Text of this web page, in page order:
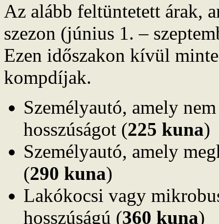
Az alább feltüntetett árak,
szezon (június 1. –
Ezen időszakon kívül
kompdíjak.
Személyautó, amely
hosszúságot (225 kuna)
Személyautó, amely
(290 kuna)
Lakókocsi vagy
hosszúságú (360 kuna)